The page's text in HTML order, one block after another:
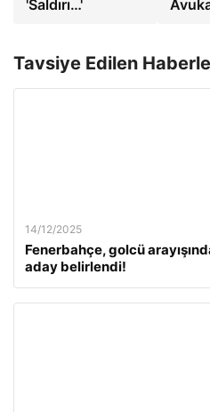
'Saldırı…'
Tavsiye Edilen
14/12/2025
Fenerbahçe, golcü
aday belirlendi!